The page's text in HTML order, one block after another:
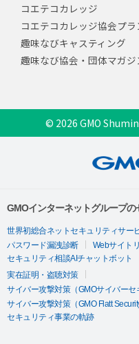
コエテコカレッジ
コエテコカレッジ協会プラ
趣味なびキャスティング
趣味なび協会・団体マガジ
© 2026 GMO